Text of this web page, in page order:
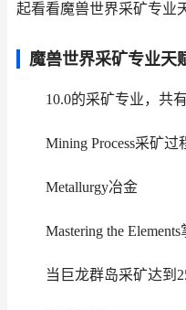
起看看魔兽世界采矿专业
魔兽世界采矿专业天
10.0的采矿专业，共有
Mining Process采矿过
Metallurgy冶金
Mastering the Elements
当巨龙群岛采矿达到